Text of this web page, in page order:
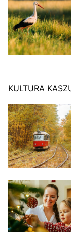
KULTURA